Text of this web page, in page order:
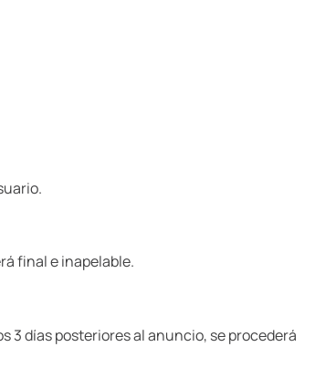
final e inapelable.
3 días posteriores al anuncio, se procederá